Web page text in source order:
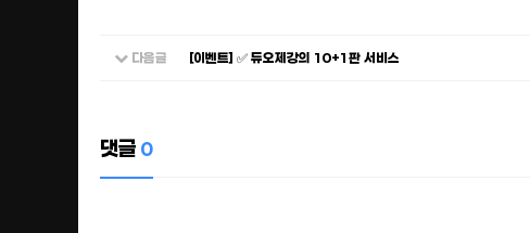
다음글 [이벤트] ✅ 듀오제강의 10+1판 서비스
댓글 0